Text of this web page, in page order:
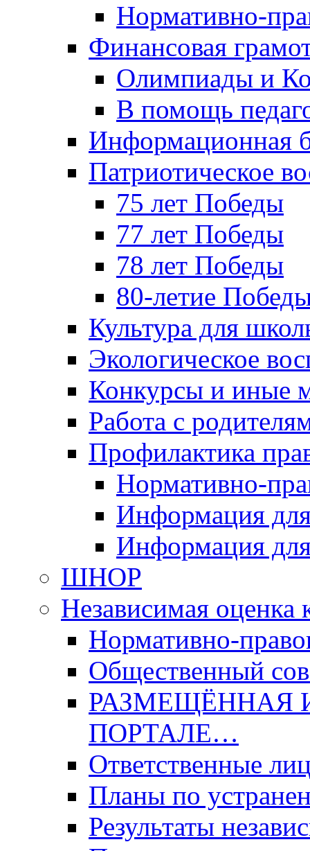
Нормативно-
Финансовая
Олимпиады и
В помощь
Информационная
Патриотическое
75 лет Победы
77 лет Победы
78 лет Победы
80-летие
Культура для
Экологическое
Конкурсы и иные
Работа с
Профилактика
Нормативно-
Информация для
Информация
ШНОР
Независимая оценка
Нормативно-
Общественный
РАЗМЕЩЁННАЯ
ПОРТАЛЕ…
Ответственные
Планы по
Результаты